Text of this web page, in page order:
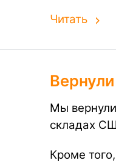
Читать
Мы
складах
Кроме